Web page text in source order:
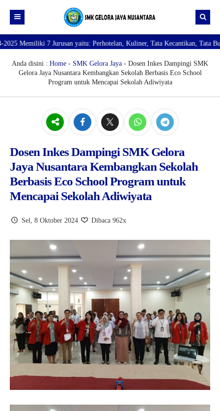
Beranda
Profil
PROFILE SEKOLAH
VISI dan MISI
DATA SISWA
DATA GURU
JURUSAN
7 Jurusan yaitu: Perhotelan, Kuliner, Tata Kecantikan, Tata Busana,
Anda disini : Home - SMK Gelora Jaya - Dosen Inkes Dampingi SMK
Gelora Jaya Nusantara Kembangkan Sekolah Berbasis Eco School
Program untuk Mencapai Sekolah Adiwiyata
Dosen Inkes Dampingi SMK Gelora
Jaya Nusantara Kembangkan Sekolah
Berbasis Eco School Program untuk
Mencapai Sekolah Adiwiyata
Sel, 8 Oktober 2024 Dibaca 962x